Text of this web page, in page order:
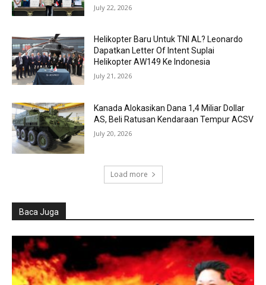
July 22, 2026
Helikopter Baru Untuk TNI AL? Leonardo
Dapatkan Letter Of Intent Suplai
Helikopter AW149 Ke Indonesia
July 21, 2026
Kanada Alokasikan Dana 1,4 Miliar Dollar
AS, Beli Ratusan Kendaraan Tempur ACSV
July 20, 2026
Load more
Baca Juga